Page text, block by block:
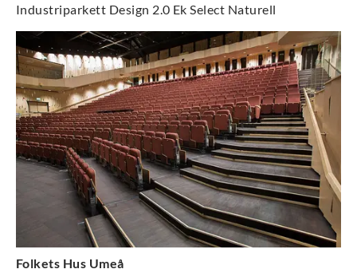
Industriparkett Design 2.0 Ek Select Naturell
Folkets Hus Umeå